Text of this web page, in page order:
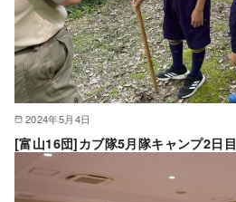
2024年5月4日
[富山16団]カブ隊5月隊キャンプ2日目